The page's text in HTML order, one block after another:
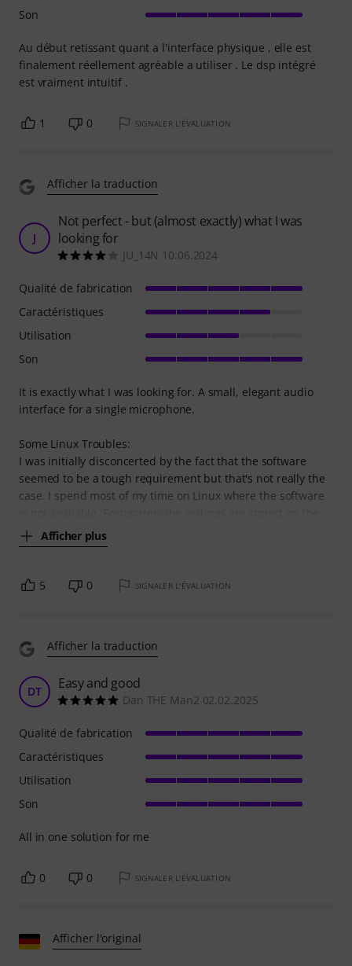
Au début retissant quant a l'interface physique , elle est
finalement réellement agréable a utiliser . Le dsp intégré
est vraiment intuitif .
Son
1 0 SIGNALER L'ÉVALUATION
Afficher la traduction
J
Not perfect - but (almost exactly) what I was
looking for
JU_14N 10.06.2024
It is exactly what I was looking for. A small, elegant audio
interface for a single microphone.
Some Linux Troubles:
I was initially disconcerted by the fact that the software
seemed to be a tough requirement but that's not really the
case. I spend most of my time on Linux where the software
Afficher plus
Qualité de fabrication
Caractéristiques
Utilisation
Son
5 0 SIGNALER L'ÉVALUATION
Afficher la traduction
DT Easy and good
Dan THE Man2 02.02.2025
All in one solution for me
Qualité de fabrication
Caractéristiques
Utilisation
Son
0 0 SIGNALER L'ÉVALUATION
Afficher l'original